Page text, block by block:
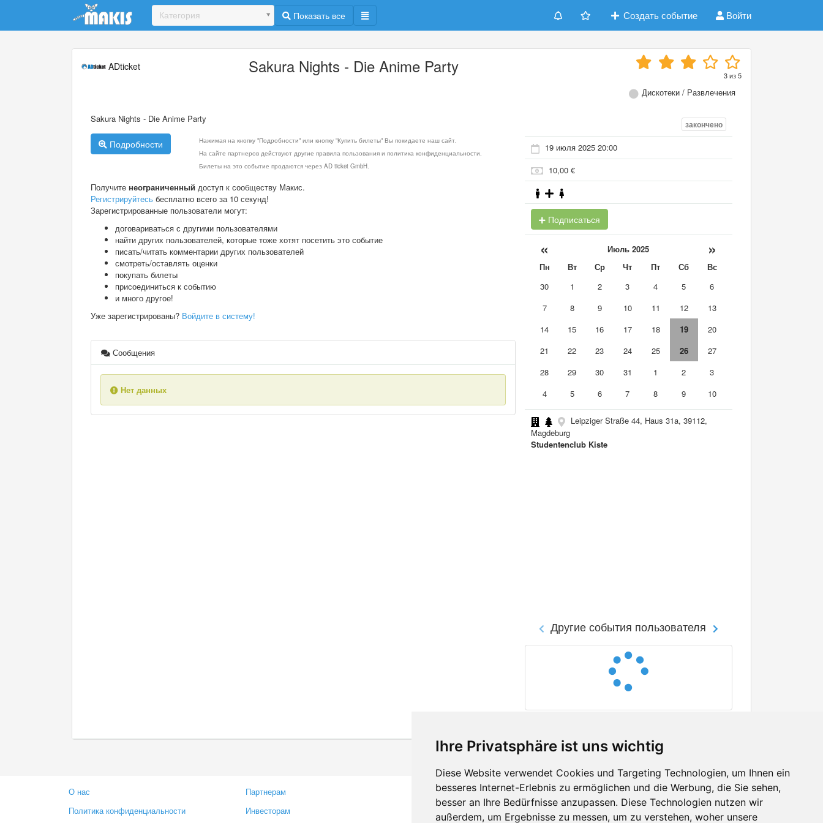
Ihre Privatsphäre ist uns wichtig
Diese Website verwendet Cookies und Targeting Technologien, um Ihnen ein
besseres Internet-Erlebnis zu ermöglichen und die Werbung, die Sie sehen,
besser an Ihre Bedürfnisse anzupassen. Diese Technologien nutzen wir
außerdem, um Ergebnisse zu messen, um zu verstehen, woher unsere
Update cookies preferences
Категория Показать все Создать событие Войти
ADticket Sakura Nights - Die Anime Party 3из5
Дискотеки / Развлечения
Sakura Nights - Die Anime Party
Подробности
Нажимая на кнопку "Подробности" или кнопку "Купить билеты" Вы покидаете наш сайт.
На сайте партнеров действуют другие правила пользования и политика конфиденциальности.
Билеты на это событие продаются через AD ticket GmbH.
Получите неограниченный доступ к сообществу Макис.
Регистрируйтесь бесплатно всего за 10 секунд!
Зарегистрированные пользователи могут:
договариваться с другими пользователями
найти других пользователей, которые тоже хотят посетить это событие
писать/читать комментарии других пользователей
смотреть/оставлять оценки
покупать билеты
присоединиться к событию
и много другое!
Уже зарегистрированы? Войдите в систему!
Сообщения
Нет данных
закончено
19 июля 2025 20:00
10,00 €
Подписаться
« Июль 2025 »
Пн Вт Ср Чт Пт Сб
Вс
30
1 2 3 4 5
6
7
8 9 10 11 12
13
14
15 16 17 18 19
20
21
22 23 24 25 26
27
28
29 30 31 1 2
3
4
5 6 7 8 9 10
Leipziger Straße 44, Haus 31a, 39112,
Magdeburg
Studentenclub Kiste
Другие события пользователя
О нас
Политика конфиденциальности
Партнерам
Инвесторам
Контакты
Оставить отзыв
Facebook
Twitter